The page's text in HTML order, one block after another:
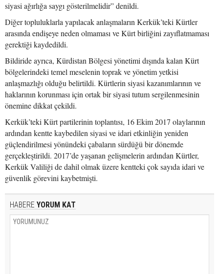
siyasi ağırlığa saygı gösterilmelidir” denildi.
Diğer topluluklarla yapılacak anlaşmaların Kerkük’teki Kürtler
arasında endişeye neden olmaması ve Kürt birliğini zayıflatmaması
gerektiği kaydedildi.
Bildiride ayrıca, Kürdistan Bölgesi yönetimi dışında kalan Kürt
bölgelerindeki temel meselenin toprak ve yönetim yetkisi
anlaşmazlığı olduğu belirtildi. Kürtlerin siyasi kazanımlarının ve
haklarının korunması için ortak bir siyasi tutum sergilenmesinin
önemine dikkat çekildi.
Kerkük’teki Kürt partilerinin toplantısı, 16 Ekim 2017 olaylarının
ardından kentte kaybedilen siyasi ve idari etkinliğin yeniden
güçlendirilmesi yönündeki çabaların sürdüğü bir dönemde
gerçekleştirildi. 2017’de yaşanan gelişmelerin ardından Kürtler,
Kerkük Valiliği de dahil olmak üzere kentteki çok sayıda idari ve
güvenlik görevini kaybetmişti.
HABERE YORUM KAT